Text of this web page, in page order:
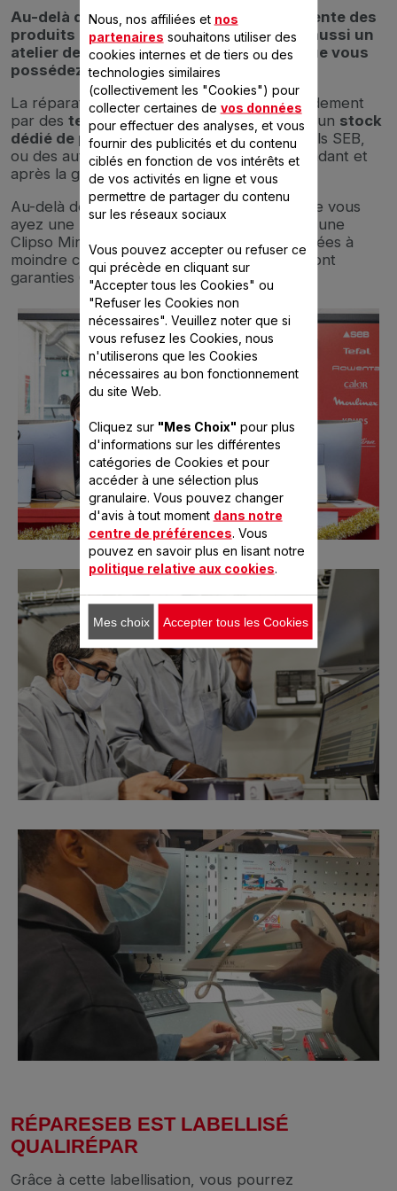
Au-delà du reconditionnement et de la vente des
produits de seconde vie, RépareSeb est aussi un
atelier de réparation pour les produits que vous
possédez.
La réparation des appareils se fait très rapidement
par des techniciens spécialistes, grâce à un stock
dédié de pièces d’originepour les appareils SEB,
ou des autres marques du groupe SEB, pendant et
après la garantie.
Au-delà de la garantie initiale du produit, que vous
ayez une Actifry, une Beertender ou même une
Clipso Minut', toutes les réparations effectuées à
moindre coût par nos techniciens experts sont
garanties 6 mois.
RÉPARESEB EST LABELLISÉ
QUALIRÉPAR
Grâce à cette labellisation, vous pourrez
Nous, nos affiliées et nos
partenaires souhaitons utiliser des
cookies internes et de tiers ou des
technologies similaires
(collectivement les "Cookies") pour
collecter certaines de vos données
pour effectuer des analyses, et vous
fournir des publicités et du contenu
ciblés en fonction de vos intérêts et
de vos activités en ligne et vous
permettre de partager du contenu
sur les réseaux sociaux
Vous pouvez accepter ou refuser ce
qui précède en cliquant sur
"Accepter tous les Cookies" ou
"Refuser les Cookies non
nécessaires". Veuillez noter que si
vous refusez les Cookies, nous
n'utiliserons que les Cookies
nécessaires au bon fonctionnement
du site Web.
Cliquez sur "Mes Choix" pour plus
d'informations sur les différentes
catégories de Cookies et pour
accéder à une sélection plus
granulaire. Vous pouvez changer
d'avis à tout moment dans notre
centre de préférences. Vous
pouvez en savoir plus en lisant notre
politique relative aux cookies.
Mes choix Accepter tous les Cookies